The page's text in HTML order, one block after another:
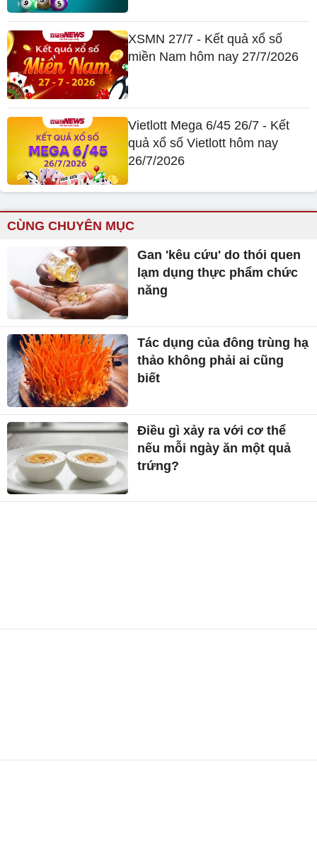
XSMN 27/7 - Kết quả xổ số
miền Nam hôm nay 27/7/2026
Vietlott Mega 6/45 26/7 - Kết
quả xổ số Vietlott hôm nay
26/7/2026
CÙNG CHUYÊN MỤC
Gan 'kêu cứu' do thói quen
lạm dụng thực phẩm chức
năng
Tác dụng của đông trùng hạ
thảo không phải ai cũng
biết
Điều gì xảy ra với cơ thể
nếu mỗi ngày ăn một quả
trứng?